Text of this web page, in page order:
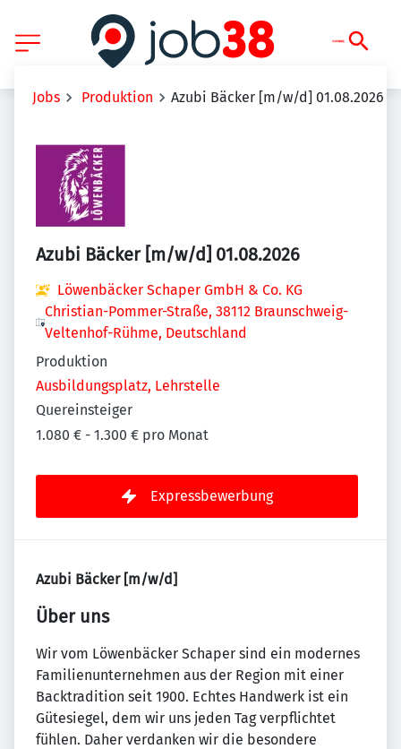
Jobs Produktion Azubi Bäcker [m/w/d] 01.08.2026
Azubi Bäcker [m/w/d] 01.08.2026
Löwenbäcker Schaper GmbH & Co. KG
Christian-Pommer-Straße, 38112 Braunschweig-
Veltenhof-Rühme, Deutschland
Produktion
Ausbildungsplatz, Lehrstelle
Quereinsteiger
1.080 € - 1.300 € pro Monat
Expressbewerbung
Azubi Bäcker [m/w/d]
Über uns
Wir vom Löwenbäcker Schaper sind ein modernes
Familienunternehmen aus der Region mit einer
Backtradition seit 1900. Echtes Handwerk ist ein
Gütesiegel, dem wir uns jeden Tag verpflichtet
fühlen. Daher verdanken wir die besondere